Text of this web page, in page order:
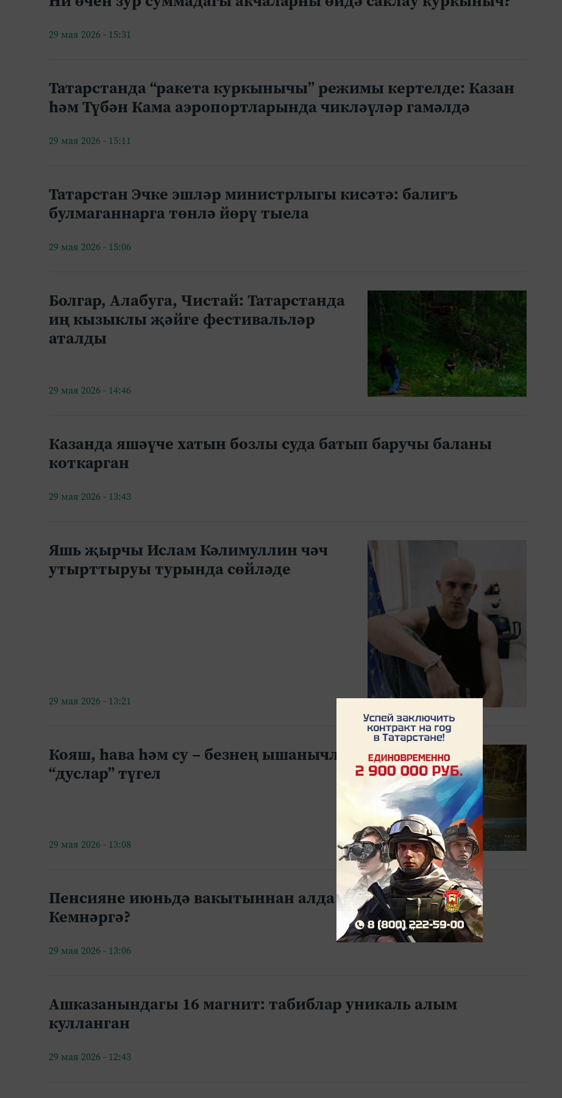
29 мая 2026 - 15:31
Татарстанда “ракета куркынычы” режимы кертелде: Казан
һәм Түбән Кама аэропортларында чикләүләр гамәлдә
29 мая 2026 - 15:11
Татарстан Эчке эшләр министрлыгы кисәтә: балигъ
булмаганнарга төнлә йөрү тыела
29 мая 2026 - 15:06
Болгар, Алабуга, Чистай: Татарстанда
иң кызыклы җәйге фестивальләр
аталды
29 мая 2026 - 14:46
Казанда яшәүче хатын бозлы суда батып баручы баланы
коткарган
29 мая 2026 - 13:43
Яшь җырчы Ислам Кәлимуллин чәч
утырттыруы турында сөйләде
29 мая 2026 - 13:21
Кояш, һава һәм су – безнең ышанычлы
“дуслар” түгел
29 мая 2026 - 13:08
Пенсияне июньдә вакытыннан алда күчерәчәкләр.
Кемнәргә?
29 мая 2026 - 13:06
Ашказанындагы 16 магнит: табиблар уникаль алым
кулланган
29 мая 2026 - 12:43